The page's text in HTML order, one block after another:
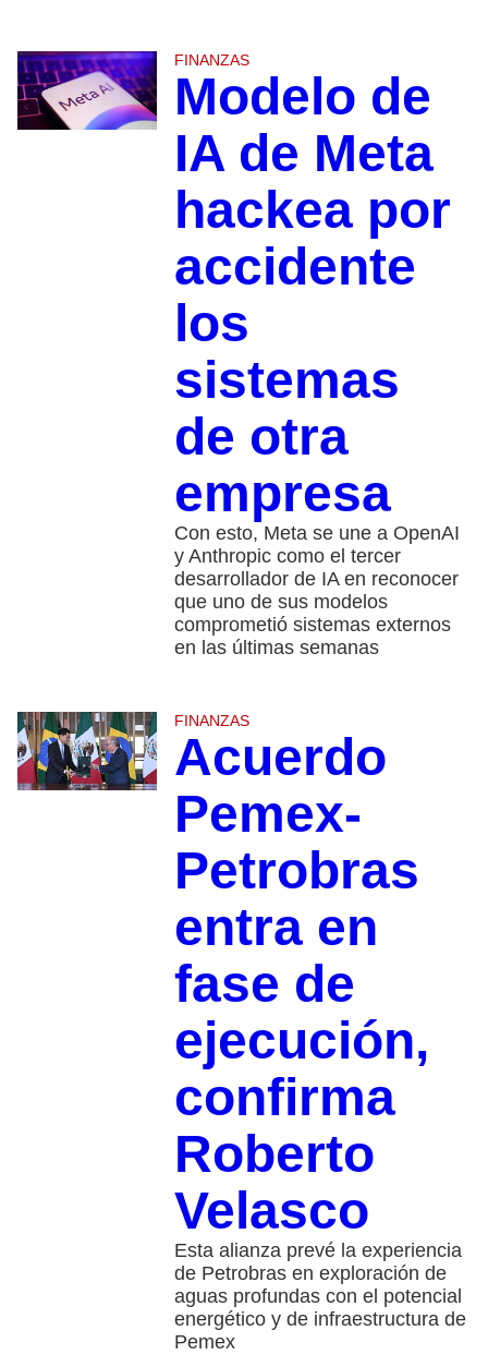
FINANZAS
Modelo de
IA de Meta
hackea por
accidente
los
sistemas
de otra
empresa
Con esto, Meta se une a OpenAI
y Anthropic como el tercer
desarrollador de IA en reconocer
que uno de sus modelos
comprometió sistemas externos
en las últimas semanas
FINANZAS
Acuerdo
Pemex-
Petrobras
entra en
fase de
ejecución,
confirma
Roberto
Velasco
Esta alianza prevé la experiencia
de Petrobras en exploración de
aguas profundas con el potencial
energético y de infraestructura de
Pemex